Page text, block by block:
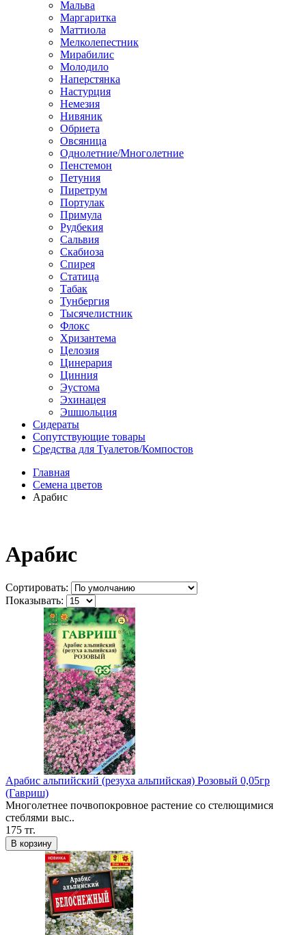
Мальва
Маргаритка
Маттиола
Мелколепестник
Мирабилис
Молодило
Наперстянка
Настурция
Немезия
Нивяник
Обриета
Овсяница
Однолетние/Многолетние
Пенстемон
Петуния
Пиретрум
Портулак
Примула
Рудбекия
Сальвия
Скабиоза
Спирея
Статица
Табак
Тунбергия
Тысячелистник
Флокс
Хризантема
Целозия
Цинерария
Цинния
Эустома
Эхинацея
Эшшольция
Сидераты
Сопутствующие товары
Средства для Туалетов/Компостов
Главная
Семена цветов
Арабис
Арабис
Сортировать:
Показывать:
Арабис альпийский (резуха альпийская) Розовый 0,05гр
(Гавриш)
Многолетнее почвопокровное растение со стелющимися
стеблями выс..
175 тг.
В корзину